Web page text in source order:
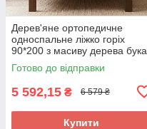
Дерев'яне ортопедичне
односпальне ліжко горіх
90*200 з масиву дерева бука
з ламелями на ніжках в
сучасному стилі Алекс
Готово до відправки
5 592,15 ₴ 6 579 ₴
Купити